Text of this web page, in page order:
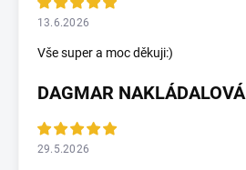
13.6.2026
Vše super a moc děkuji:)
DAGMAR NAKLÁDALOVÁ
29.5.2026